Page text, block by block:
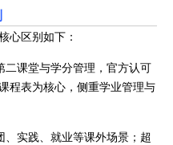
心区别如下：
课堂与学分管理，官方认可
程表为核心，侧重学业管理与
实践、就业等课外场景；超